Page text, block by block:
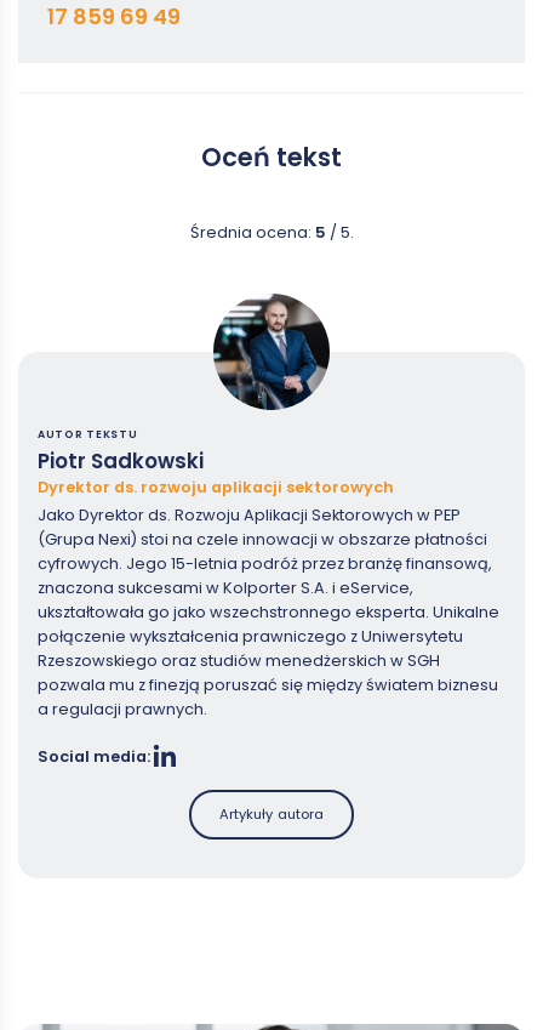
17 859 69 49
Oceń tekst
Średnia ocena: 5 / 5.
AUTOR TEKSTU
Piotr Sadkowski
Dyrektor ds. rozwoju aplikacji sektorowych
Jako Dyrektor ds. Rozwoju Aplikacji Sektorowych w PEP
(Grupa Nexi) stoi na czele innowacji w obszarze płatności
cyfrowych. Jego 15-letnia podróż przez branżę finansową,
znaczona sukcesami w Kolporter S.A. i eService,
ukształtowała go jako wszechstronnego eksperta. Unikalne
połączenie wykształcenia prawniczego z Uniwersytetu
Rzeszowskiego oraz studiów menedżerskich w SGH
pozwala mu z finezją poruszać się między światem biznesu
a regulacji prawnych.
Social media:
Artykuły autora